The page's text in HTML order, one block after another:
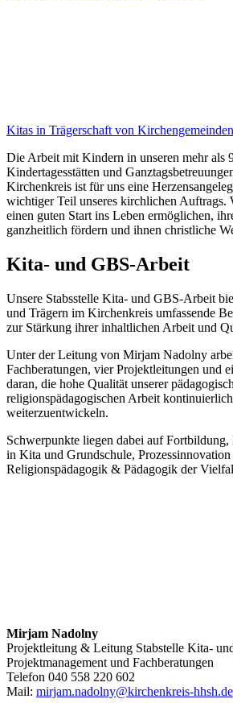
Kitas in Trägerschaft von Kirchengemeinden
Die Arbeit mit Kindern in unseren mehr als
Kindertagesstätten und
Kirchenkreis ist für uns eine
wichtiger Teil unseres kirchlichen
einen guten Start ins Leben ermöglichen,
ganzheitlich fördern und ihnen christliche
Kita- und GBS-Arbeit
Unsere Stabsstelle Kita- und GBS-Arbeit
und Trägern im Kirchenkreis umfassende
zur Stärkung ihrer inhaltlichen Arbeit und
Unter der Leitung von Mirjam Nadolny
Fachberatungen, vier Projektleitungen und
daran, die hohe Qualität unserer
religionspädagogischen Arbeit
weiterzuentwickeln.
Schwerpunkte liegen dabei auf
in Kita und Grundschule,
Religionspädagogik & Pädagogik der
Mirjam Nadolny
Projektleitung & Leitung Stabstelle Kita-
Projektmanagement und Fachberatungen
Telefon 040 558 220 602
Mail: mirjam.nadolny@kirchenkreis-hhsh.de